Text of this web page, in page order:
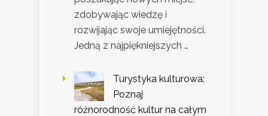
zdobywając wiedzę i
rozwijając swoje umiejętności.
Jedną z najpiękniejszych …
Turystyka kulturowa:
Poznaj
różnorodność kultur na całym